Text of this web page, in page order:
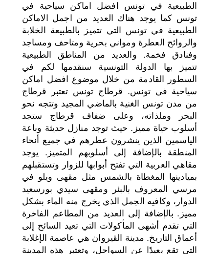
الطبيعية في تونس افضل اماكن سياحية في
تونس كما يوجد هناك العديد من اجمل الاماكن
الطبيعية في تونس التي تتميز بالطبيعة الخلابة
والروائح العطرة ومواني بحرية ومتاحف ومساجد
وفنادق فخمة. والعديد من المناطق الطبيعية
تتميز بها الدولة التونسية سنقدمها لكم في
السطور القادمة من خلال موضوع افضل اماكن
سياحية في تونس. قرطاج تونس تعتبر قرطاج
من مدن تونس الغنية بالماضي المجيد وتتجه نحو
البحر وملذاته، وعلى ضفاف قرطاج ستجد
أسلوب حياة مميز. حيث توجد منازل حديثة وباعة
الياسمين الذين ينشرون عطرهم في جميع أنحاء
المنطقة بالإضافة إلى أسلوبهم المتميز. يوجد
مقاهي العربية التي تفتح أبوابها للزوار وتستقبلهم
بميادينها المغطاة بالشمس مثل مقهى ويلو في
مرسي المعروف بالبئر ومقهى سيدي بورسعيد
الدوار، وكافيه الجمل الذي يخرج منه الماء بشكل
مميز. بالإضافة إلى العديد من المطاعم الفاخرة
التي تقدم أشهى المأكولات التي تعيد السائح إلى
أعماق التاريخ. مدينة القيروان هي عاصمة الإغلابة
التي تقع بعيدًا عن السواحل، وتعتبر هذه المدينة